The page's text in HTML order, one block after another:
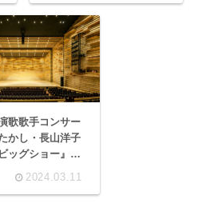
歌歌手コンサー
かし・長山洋子
ッグショー』チ
2024.03.11